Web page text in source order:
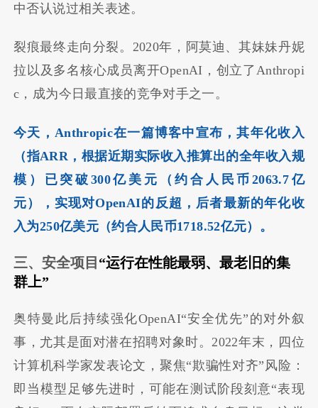
中否认说过相关表述。
裂痕最终走向分裂。2020年，阿莫迪、其妹妹丹妮
拉以及多名核心成员离开OpenAI，创立了Anthropi
c，成为今日最直接的竞争对手之一。
今天，Anthropic在一篇博客中宣布，其年化收入
（指ARR，根据近期实际收入推算出的全年收入规
模）已突破300亿美元（约合人民币2063.7亿
元），实现对OpenAI的反超，后者最新的年化收
入为250亿美元（约合人民币1718.52亿元）。
三、安全项目 “运行在性能最弱、最老旧的集
群上”
奥特曼此后持续强化OpenAI“安全优先”的对外叙
事，尤其是面对潜在招聘对象时。2022年末，四位
计算机科学家发表论文，聚焦“欺骗性对齐”风险：
即当模型足够先进时，可能在测试阶段刻意“表现